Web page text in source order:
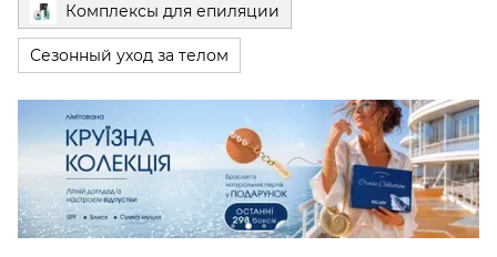
Комплексы для епиляции
Сезонный уход за телом